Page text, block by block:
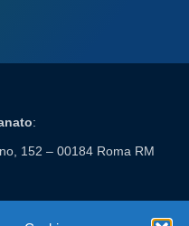
:
152 – 00184 Roma RM